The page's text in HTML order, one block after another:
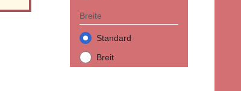
Breite
Standard
Breit